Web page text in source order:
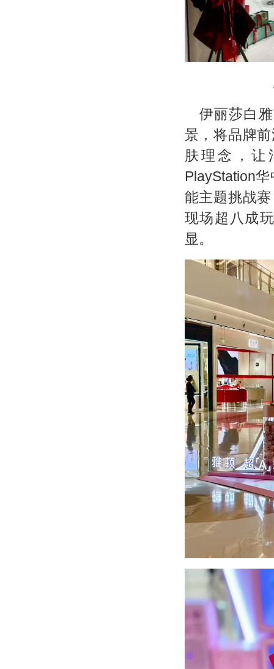
伊丽莎白
景，将品牌
肤理念，让
PlayStation
能主题挑战
现场超八成
显。